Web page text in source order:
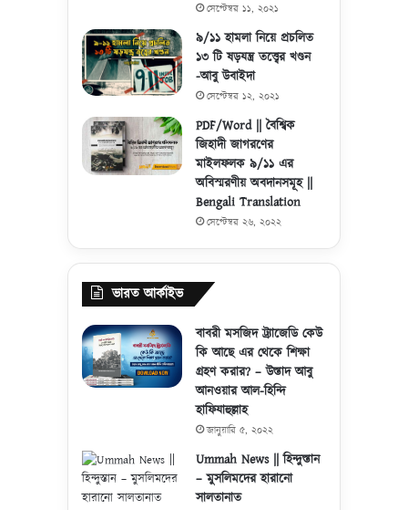
সেপ্টেম্বর ১১, ২০২১
৯/১১ হামলা নিয়ে প্রচলিত
১৩ টি ষড়যন্ত্র তত্ত্বের খণ্ডন
-আবু উবাইদা
সেপ্টেম্বর ১২, ২০২১
PDF/Word || বৈশ্বিক
জিহাদী জাগরণের
মাইলফলক ৯/১১ এর
অবিস্মরণীয় অবদানসমূহ ||
Bengali Translation
সেপ্টেম্বর ২৬, ২০২২
ভারত আর্কাইভ
বাবরী মসজিদ ট্র্যাজেডি কেউ
কি আছে এর থেকে শিক্ষা
গ্রহণ করার? – উস্তাদ আবু
আনওয়ার আল-হিন্দি
হাফিযাহুল্লাহ
জানুয়ারি ৫, ২০২২
Ummah News || হিন্দুস্তান
– মুসলিমদের হারানো
সালতানাত